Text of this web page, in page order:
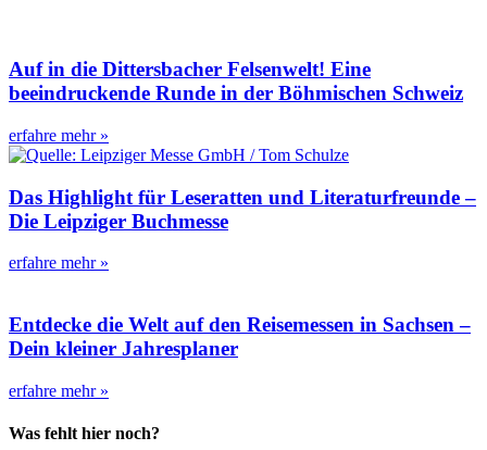
Auf in die Dittersbacher Felsenwelt! Eine
beeindruckende Runde in der Böhmischen Schweiz
erfahre mehr »
Das Highlight für Leseratten und Literaturfreunde –
Die Leipziger Buchmesse
erfahre mehr »
Entdecke die Welt auf den Reisemessen in Sachsen –
Dein kleiner Jahresplaner
erfahre mehr »
Was fehlt hier noch?